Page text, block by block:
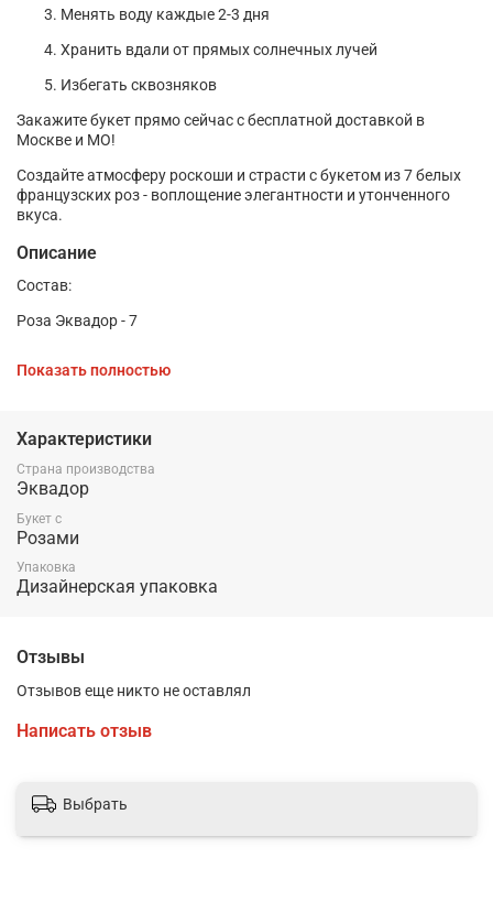
Менять воду каждые 2-3 дня
Хранить вдали от прямых солнечных лучей
Избегать сквозняков
Закажите букет прямо сейчас с бесплатной доставкой в
Москве и МО!
Создайте атмосферу роскоши и страсти с букетом из 7 белых
французских роз - воплощение элегантности и утонченного
вкуса.
Описание
Состав:
Роза Эквадор - 7
Показать полностью
Характеристики
Страна производства
Эквадор
Букет с
Розами
Упаковка
Дизайнерская упаковка
Отзывы
Отзывов еще никто не оставлял
Написать отзыв
Выбрать